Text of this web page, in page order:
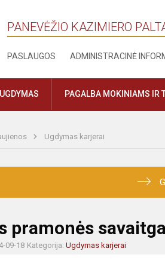
PANEVĖŽIO KAZIMIERO
PASLAUGOS ADMINISTRACINĖ
UGDYMAS PAGALBA MOKINIAMS IR
Ugdymas karjerai
pramonės
09-18 Kategorija: Ugdymas karjerai